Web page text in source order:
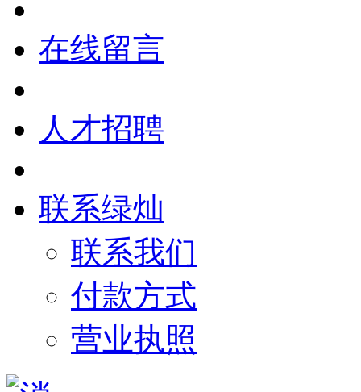
在线留言
人才招聘
联系绿灿
联系我们
付款方式
营业执照